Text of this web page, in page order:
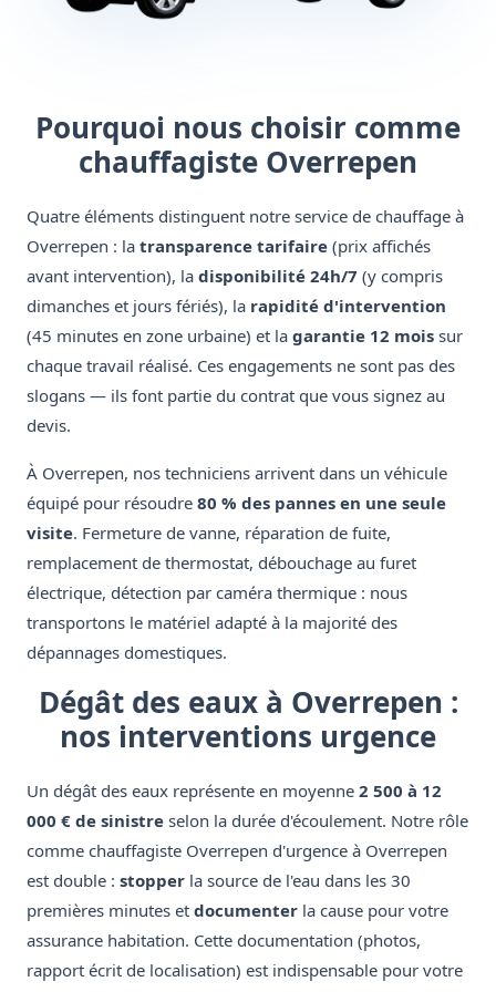
Pourquoi nous choisir comme
chauffagiste Overrepen
Quatre éléments distinguent notre service de chauffage à
Overrepen : la transparence tarifaire (prix affichés
avant intervention), la disponibilité 24h/7 (y compris
dimanches et jours fériés), la rapidité d'intervention
(45 minutes en zone urbaine) et la garantie 12 mois sur
chaque travail réalisé. Ces engagements ne sont pas des
slogans — ils font partie du contrat que vous signez au
devis.
À Overrepen, nos techniciens arrivent dans un véhicule
équipé pour résoudre 80 % des pannes en une seule
visite. Fermeture de vanne, réparation de fuite,
remplacement de thermostat, débouchage au furet
électrique, détection par caméra thermique : nous
transportons le matériel adapté à la majorité des
dépannages domestiques.
Dégât des eaux à Overrepen :
nos interventions urgence
Un dégât des eaux représente en moyenne 2 500 à 12
000 € de sinistre selon la durée d'écoulement. Notre rôle
comme chauffagiste Overrepen d'urgence à Overrepen
est double : stopper la source de l'eau dans les 30
premières minutes et documenter la cause pour votre
assurance habitation. Cette documentation (photos,
rapport écrit de localisation) est indispensable pour votre